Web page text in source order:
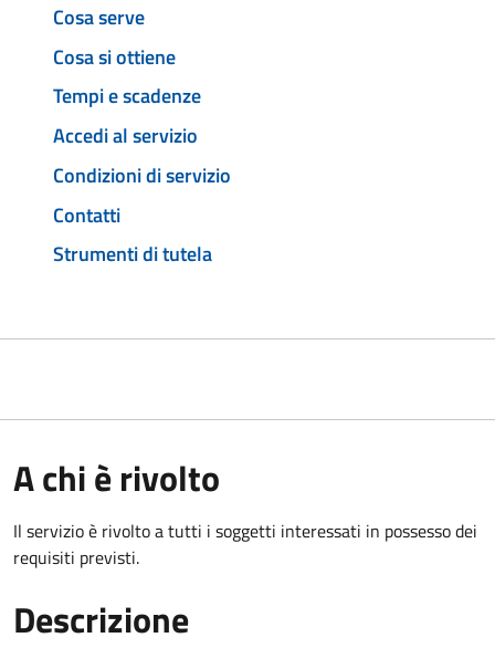
Cosa serve
Cosa si ottiene
Tempi e scadenze
Accedi al servizio
Condizioni di servizio
Contatti
Strumenti di tutela
A chi è rivolto
Il servizio è rivolto a tutti i soggetti interessati in possesso dei
requisiti previsti.
Descrizione